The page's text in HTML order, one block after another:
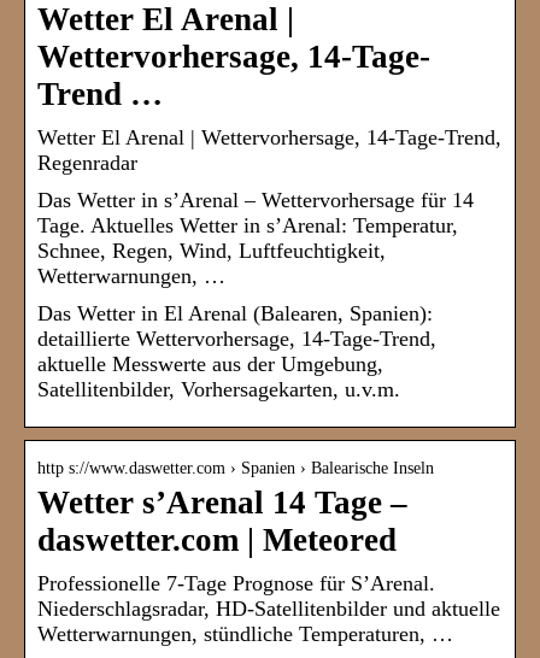
Wetter El Arenal |
Wettervorhersage, 14-Tage-
Trend …
Wetter El Arenal | Wettervorhersage, 14-Tage-Trend,
Regenradar
Das Wetter in s’Arenal – Wettervorhersage für 14
Tage. Aktuelles Wetter in s’Arenal: Temperatur,
Schnee, Regen, Wind, Luftfeuchtigkeit,
Wetterwarnungen, …
Das Wetter in El Arenal (Balearen, Spanien):
detaillierte Wettervorhersage, 14-Tage-Trend,
aktuelle Messwerte aus der Umgebung,
Satellitenbilder, Vorhersagekarten, u.v.m.
http s://www.daswetter.com › Spanien › Balearische Inseln
Wetter s’Arenal 14 Tage –
daswetter.com | Meteored
Professionelle 7-Tage Prognose für S’Arenal.
Niederschlagsradar, HD-Satellitenbilder und aktuelle
Wetterwarnungen, stündliche Temperaturen, …